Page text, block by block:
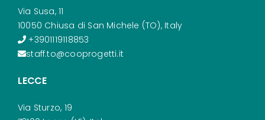
Via Susa, 11
10050 Chiusa di San Michele (TO), Italy
+3901119118853
staff.to@cooprogetti.it
LECCE
Via Sturzo, 19